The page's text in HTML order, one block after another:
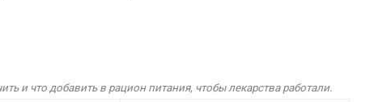
и что добавить в рацион питания, чтобы лекарства работали.